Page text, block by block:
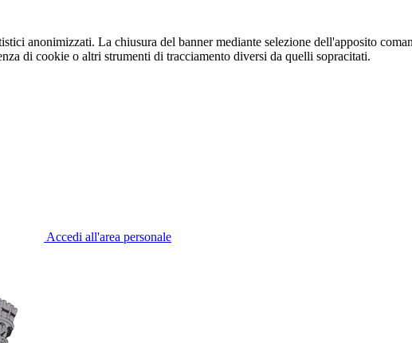
anonimizzati. La chiusura del banner mediante selezione dell'apposito
di cookie o altri strumenti di tracciamento diversi da quelli sopracitati.
Accedi all'area personale